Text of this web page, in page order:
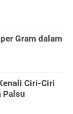
Gram dalam
Ciri-Ciri
Palsu